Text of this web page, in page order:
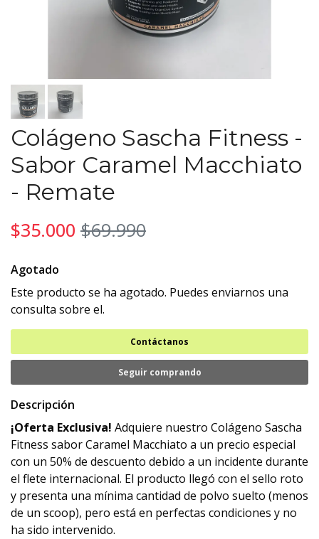
Colágeno Sascha Fitness -
Sabor Caramel Macchiato
- Remate
$35.000 $69.990
Agotado
Este producto se ha agotado. Puedes enviarnos una
consulta sobre el.
Contáctanos
Seguir comprando
Descripción
¡Oferta Exclusiva! Adquiere nuestro Colágeno Sascha
Fitness sabor Caramel Macchiato a un precio especial
con un 50% de descuento debido a un incidente durante
el flete internacional. El producto llegó con el sello roto
y presenta una mínima cantidad de polvo suelto (menos
de un scoop), pero está en perfectas condiciones y no
ha sido intervenido.